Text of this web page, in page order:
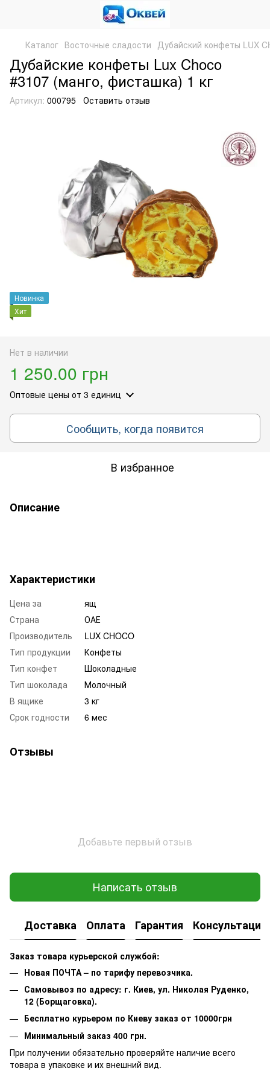
Каталог Восточные сладости Дубайский конфеты LUX
Дубайские конфеты Lux Choco
#3107 (манго, фисташка) 1 кг
Артикул: 000795 Оставить отзыв
Новинка
Хит
Нет в наличии
1 250.00 грн
Оптовые цены от 3 единиц
Сообщить, когда появится
В избранное
Описание
Характеристики
Цена за
ящ
Страна
ОАЕ
Производитель
LUX CHOCO
Тип продукции
Конфеты
Тип конфет
Шоколадные
Тип шоколада
Молочный
В ящике
3 кг
Срок годности
6 мес
Отзывы
Добавьте первый отзыв
Написать отзыв
Доставка Оплата Гарантия Консультация
Заказ товара курьерской службой:
Новая ПОЧТА – по тарифу перевозчика.
Самовывоз по адресу: г. Киев, ул. Николая Руденко,
12 (Борщаговка).
Бесплатно курьером по Киеву заказ от 10000грн
Минимальный заказ 400 грн.
При получении обязательно проверяйте наличие всего
товара в упаковке и их внешний вид.